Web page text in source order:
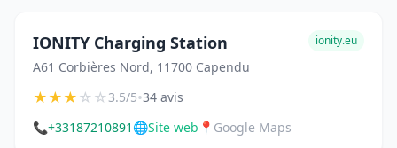
IONITY Charging Station
A61 Corbières Nord, 11700 Capendu
ionity.eu
★★★☆☆3.5/5•34 avis
📞+33187210891 🌐Site web 📍 Google Maps